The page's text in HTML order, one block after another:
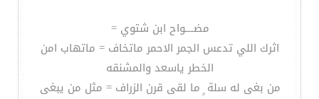
مضــــواح ابن شتوي =
اثرك اللي تدعس الجمر الاحمر ماتخاف = ماتهاب امن
الخطر ياسعد والمشنقه
من بغى له سلة ٍ ما لقى قرن الزراف = مثل من يبغى